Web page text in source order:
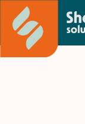
naar
inhoud